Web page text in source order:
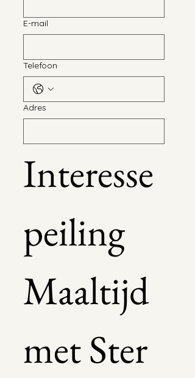
E-mail
Telefoon
Adres
Interesse
peiling
Maaltijd